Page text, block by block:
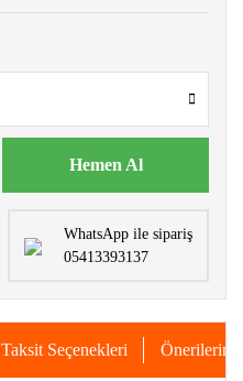
Hemen Al
WhatsApp ile sipariş
05413393137
Taksit Seçenekleri Önerileriniz